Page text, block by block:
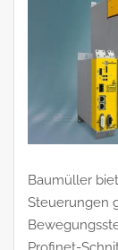
Baumüller
Steuerungen